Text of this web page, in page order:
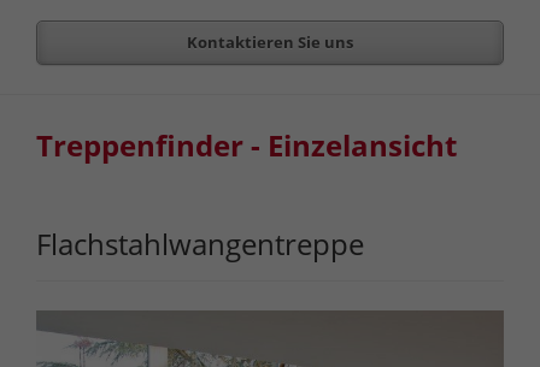
Kontaktieren Sie uns
Treppenfinder - Einzelansicht
Flachstahlwangentreppe